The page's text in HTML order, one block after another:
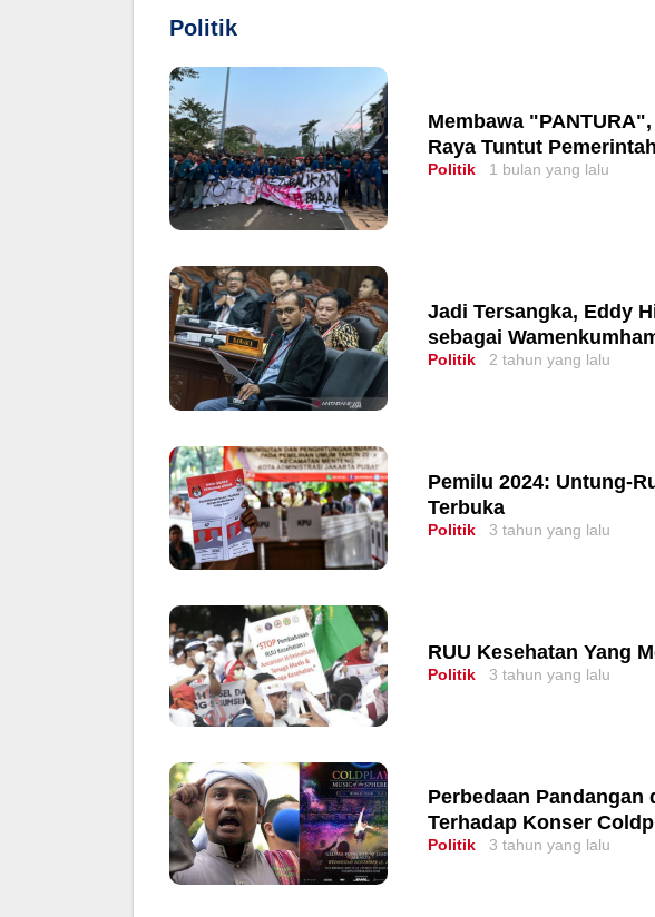
Politik
Membawa
Raya Tuntut
Politik 1 bulan yang lalu
Jadi Tersangka, Eddy
sebagai
Politik 2 tahun yang lalu
Pemilu 2024: Untung-
Terbuka
Politik 3 tahun yang lalu
RUU Kesehatan Yang
Politik 3 tahun yang lalu
Perbedaan Pandangan
Terhadap Konser
Politik 3 tahun yang lalu